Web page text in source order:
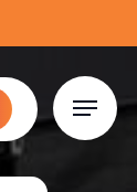
Menu